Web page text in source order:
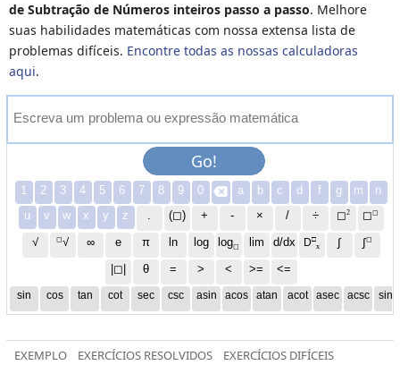
de Subtração de Números inteiros passo a passo. Melhore
suas habilidades matemáticas com nossa extensa lista de
problemas difíceis. Encontre todas as nossas calculadoras
aqui.
Escreva um problema ou expressão matemática
Go!
1 2 3 4 5 6 7 8 9 0  a b c d f g m
n
u
v w x y z . (◻) + - × / ÷ ◻2 ◻◻
√ ◻√ ∞ e π ln log log◻ lim d/dx D□
x
∫ ∫◻
|◻| θ = > < >= <=
sin cos tan cot sec csc asin acos atan acot asec acsc sinh
EXEMPLO EXERCÍCIOS RESOLVIDOS EXERCÍCIOS DIFÍCEIS